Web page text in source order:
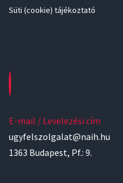
Süti (cookie) tájékoztató
E-mail / Levelezési cím
ugyfelszolgalat@naih.hu
1363 Budapest, Pf.: 9.